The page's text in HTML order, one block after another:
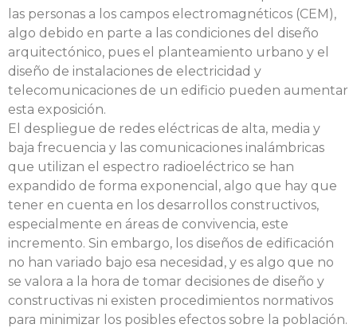
las personas a los campos electromagnéticos (CEM),
algo debido en parte a las condiciones del diseño
arquitectónico, pues el planteamiento urbano y el
diseño de instalaciones de electricidad y
telecomunicaciones de un edificio pueden aumentar
esta exposición.
El despliegue de redes eléctricas de alta, media y
baja frecuencia y las comunicaciones inalámbricas
que utilizan el espectro radioeléctrico se han
expandido de forma exponencial, algo que hay que
tener en cuenta en los desarrollos constructivos,
especialmente en áreas de convivencia, este
incremento. Sin embargo, los diseños de edificación
no han variado bajo esa necesidad, y es algo que no
se valora a la hora de tomar decisiones de diseño y
constructivas ni existen procedimientos normativos
para minimizar los posibles efectos sobre la población.